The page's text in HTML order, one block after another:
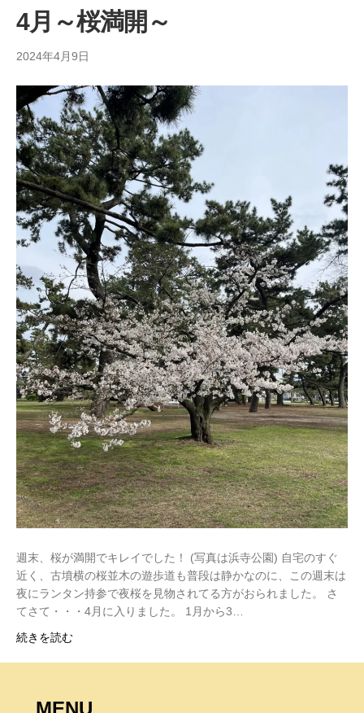
4月～桜満開～
2024年4月9日
週末、桜が満開でキレイでした！ (写真は浜寺公園) 自宅のすぐ
近く、古墳横の桜並木の遊歩道も普段は静かなのに、この週末は
夜にランタン持参で夜桜を見物されてる方がおられました。 さ
てさて・・・4月に入りました。 1月から3…
続きを読む